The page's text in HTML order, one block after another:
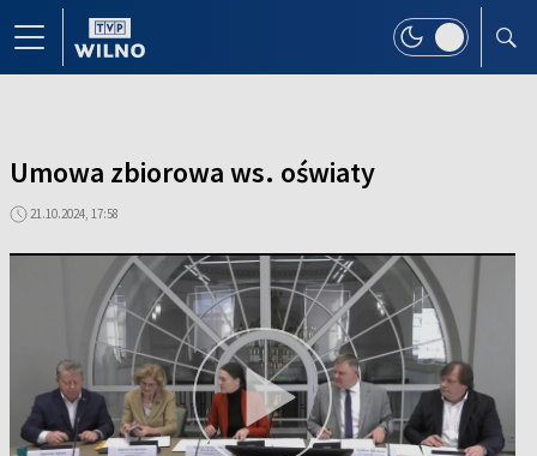
Umowa zbiorowa ws. oświaty
21.10.2024, 17:58